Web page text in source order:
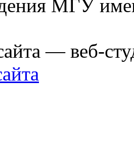
МГУ
— веб-